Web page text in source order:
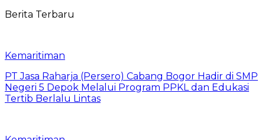
Berita Terbaru
Kemaritiman
PT Jasa Raharja (Persero) Cabang Bogor Hadir di SMP
Negeri 5 Depok Melalui Program PPKL dan Edukasi
Tertib Berlalu Lintas